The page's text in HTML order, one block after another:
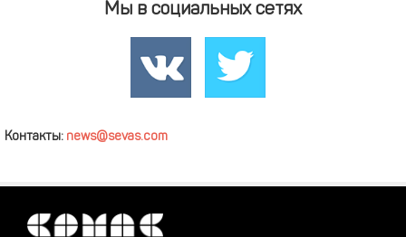
Мы в социальных сетях
Контакты: news@sevas.com